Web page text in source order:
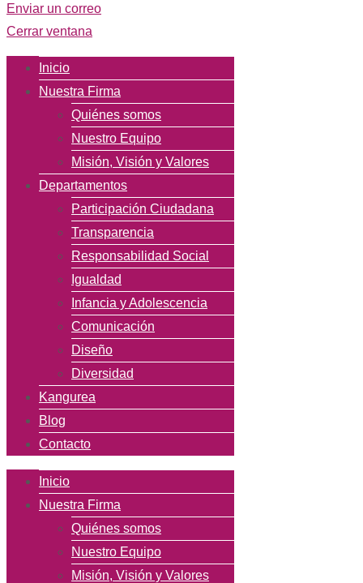
Enviar un correo
Cerrar ventana
Inicio
Nuestra Firma
Quiénes somos
Nuestro Equipo
Misión, Visión y Valores
Departamentos
Participación Ciudadana
Transparencia
Responsabilidad Social
Igualdad
Infancia y Adolescencia
Comunicación
Diseño
Diversidad
Kangurea
Blog
Contacto
Inicio
Nuestra Firma
Quiénes somos
Nuestro Equipo
Misión, Visión y Valores